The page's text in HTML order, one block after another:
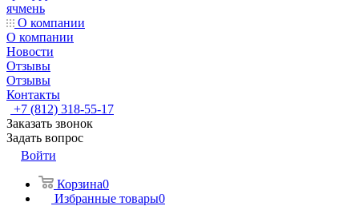
ячмень
О компании
О компании
Новости
Отзывы
Отзывы
Контакты
+7 (812) 318-55-17
Заказать звонок
Задать вопрос
Войти
Корзина0
Избранные товары0